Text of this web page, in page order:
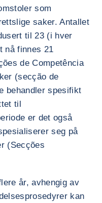
som
saker. Antallet
til 23 (i hver
nå finnes 21
de Competência
(secção de
behandler spesifikt
til
er det også
seg på
(Secções
år, avhengig av
kan